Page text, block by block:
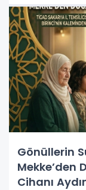
Gönüllerin
Mekke’den
Cihanı